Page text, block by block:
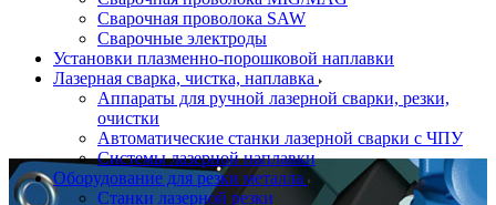
Сварочная проволока SAW
Сварочные электроды
Установки плазменно-порошковой наплавки
Лазерная сварка, чистка, наплавка
Аппараты для ручной лазерной сварки, резки,
очистки
Автоматические станки лазерной сварки с ЧПУ
Системы лазерной наплавки
Оборудование для резки металла
Станки лазерной резки